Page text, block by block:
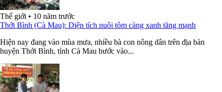
Thế giới • 10 năm trước
Thới Bình (Cà Mau): Diện tích nuôi tôm càng xanh tăng mạnh
Hiện nay đang vào mùa mưa, nhiều bà con nông dân trên địa bàn
huyện Thới Bình, tỉnh Cà Mau bước vào...